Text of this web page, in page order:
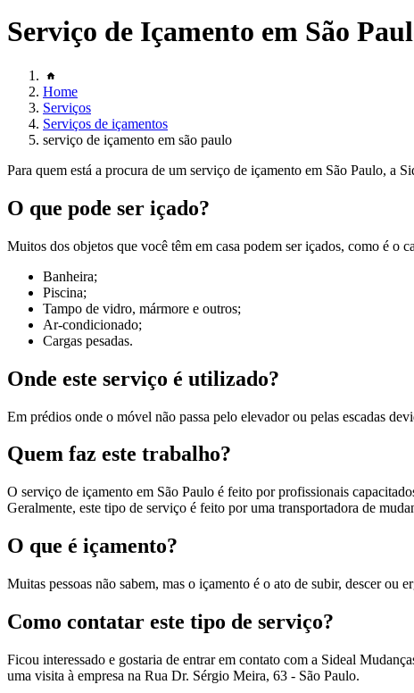
Serviço de Içamento em São
Home
Serviços
Serviços de içamentos
serviço de içamento em são paulo
Para quem está a procura de um serviço de içamento em São Paulo, a
O que pode ser içado?
Muitos dos objetos que você têm em casa podem ser içados, como é o
Banheira;
Piscina;
Tampo de vidro, mármore e outros;
Ar-condicionado;
Cargas pesadas.
Onde este serviço é utilizado?
Em prédios onde o móvel não passa pelo elevador ou pelas escadas
Quem faz este trabalho?
O serviço de içamento em São Paulo é feito por profissionais
Geralmente, este tipo de serviço é feito por uma transportadora de
O que é içamento?
Muitas pessoas não sabem, mas o içamento é o ato de subir, descer ou
Como contatar este tipo de serviço?
Ficou interessado e gostaria de entrar em contato com a Sideal
uma visita à empresa na Rua Dr. Sérgio Meira, 63 - São Paulo.